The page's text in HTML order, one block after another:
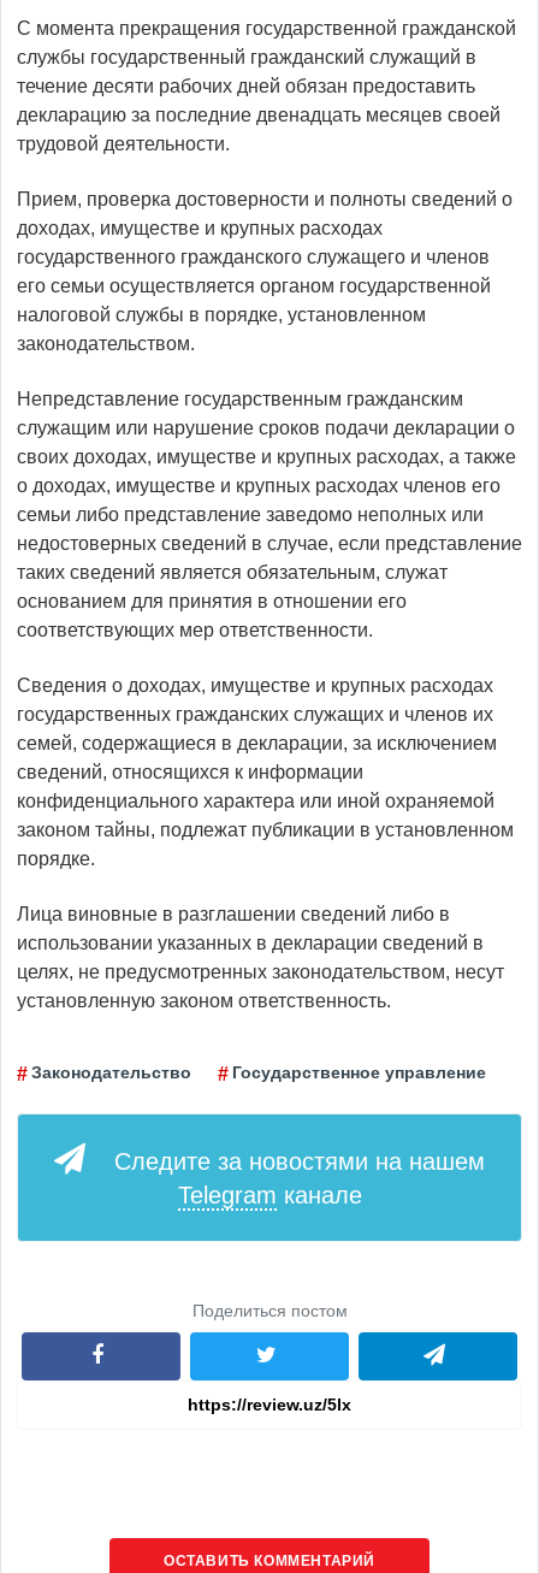
С момента прекращения государственной гражданской
службы государственный гражданский служащий в
течение десяти рабочих дней обязан предоставить
декларацию за последние двенадцать месяцев своей
трудовой деятельности.
Прием, проверка достоверности и полноты сведений о
доходах, имуществе и крупных расходах
государственного гражданского служащего и членов
его семьи осуществляется органом государственной
налоговой службы в порядке, установленном
законодательством.
Непредставление государственным гражданским
служащим или нарушение сроков подачи декларации о
своих доходах, имуществе и крупных расходах, а также
о доходах, имуществе и крупных расходах членов его
семьи либо представление заведомо неполных или
недостоверных сведений в случае, если представление
таких сведений является обязательным, служат
основанием для принятия в отношении его
соответствующих мер ответственности.
Сведения о доходах, имуществе и крупных расходах
государственных гражданских служащих и членов их
семей, содержащиеся в декларации, за исключением
сведений, относящихся к информации
конфиденциального характера или иной охраняемой
законом тайны, подлежат публикации в установленном
порядке.
Лица виновные в разглашении сведений либо в
использовании указанных в декларации сведений в
целях, не предусмотренных законодательством, несут
установленную законом ответственность.
Законодательство Государственное управление
Следите за новостями на нашем
Telegram канале
Поделиться постом
ОСТАВИТЬ КОММЕНТАРИЙ